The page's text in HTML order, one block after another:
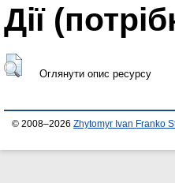
Дії
Оглянути опис ресурсу
© 2008–2026 Zhytomyr Ivan Franko